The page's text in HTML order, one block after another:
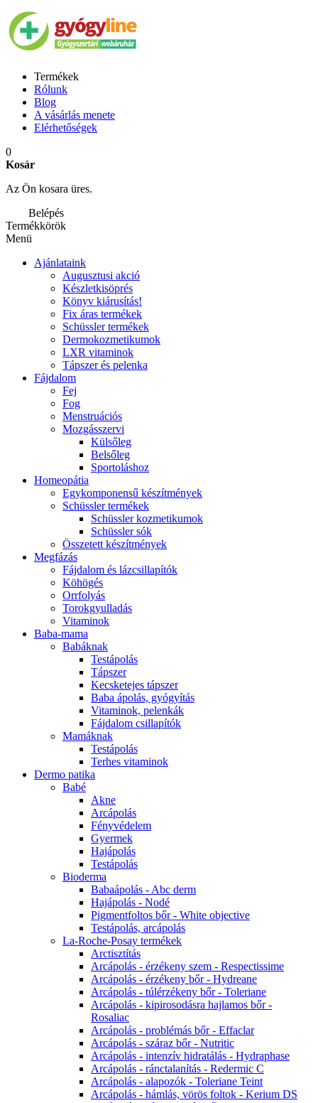
Termékek
Rólunk
Blog
A vásárlás menete
Elérhetőségek
0
Kosár
Az Ön kosara üres.
Belépés
Termékkörök
Menü
Ajánlataink
Augusztusi akció
Készletkisöprés
Könyv kiárusítás!
Fix áras termékek
Schüssler termékek
Dermokozmetikumok
LXR vitaminok
Tápszer és pelenka
Fájdalom
Fej
Fog
Menstruációs
Mozgásszervi
Külsőleg
Belsőleg
Sportoláshoz
Homeopátia
Egykomponensű készítmények
Schüssler termékek
Schüssler kozmetikumok
Schüssler sók
Összetett készítmények
Megfázás
Fájdalom és lázcsillapítók
Köhögés
Orrfolyás
Torokgyulladás
Vitaminok
Baba-mama
Babáknak
Testápolás
Tápszer
Kecsketejes tápszer
Baba ápolás, gyógyítás
Vitaminok, pelenkák
Fájdalom csillapítók
Mamáknak
Testápolás
Terhes vitaminok
Dermo patika
Babé
Akne
Arcápolás
Fényvédelem
Gyermek
Hajápolás
Testápolás
Bioderma
Babaápolás - Abc derm
Hajápolás - Nodé
Pigmentfoltos bőr - White objective
Testápolás, arcápolás
La-Roche-Posay termékek
Arctisztítás
Arcápolás - érzékeny szem - Respectissime
Arcápolás - érzékeny bőr - Hydreane
Arcápolás - túlérzékeny bőr - Toleriane
Arcápolás - kipirosodásra hajlamos bőr -
Rosaliac
Arcápolás - problémás bőr - Effaclar
Arcápolás - száraz bőr - Nutritic
Arcápolás - intenzív hidratálás - Hydraphase
Arcápolás - ránctalanítás - Redermic C
Arcápolás - alapozók - Toleriane Teint
Arcápolás - hámlás, vörös foltok - Kerium DS